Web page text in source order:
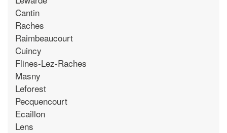
Cantin
Raches
Raimbeaucourt
Cuincy
Flines-Lez-Raches
Masny
Leforest
Pecquencourt
Ecaillon
Lens